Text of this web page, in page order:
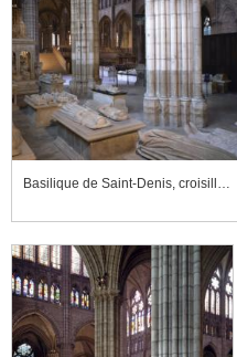
Basilique de Saint-Denis, croisillon nord du transept